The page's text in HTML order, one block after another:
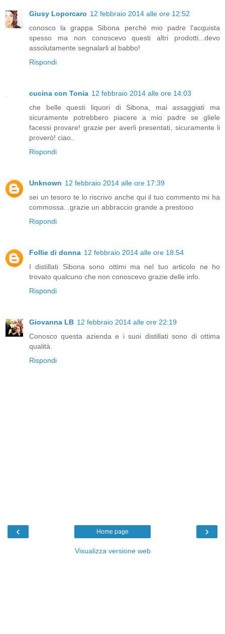
Giusy Loporcaro 12 febbraio 2014 alle ore 12:52
conosco la grappa Sibona perchè mio padre l'acquista
spesso ma non conoscevo questi altri prodotti...devo
assolutamente segnalarli al babbo!
Rispondi
cucina con Tonia 12 febbraio 2014 alle ore 14:03
che belle questi liquori di Sibona, mai assaggiati ma
sicuramente potrebbero piacere a mio padre se gliele
facessi provare! grazie per averli presentati, sicuramente li
proverò! ciao..
Rispondi
Unknown 12 febbraio 2014 alle ore 17:39
sei un tesoro te lo riscrivo anche qui il tuo commento mi ha
commossa...grazie un abbraccio grande a prestooo
Rispondi
Follie di donna 12 febbraio 2014 alle ore 18:54
I distillati Sibona sono ottimi ma nel tuo articolo ne ho
trovato qualcuno che non conoscevo grazie delle info.
Rispondi
Giovanna LB 12 febbraio 2014 alle ore 22:19
Conosco questa azienda e i suoi distillati sono di ottima
qualità.
Rispondi
‹ ›
Home page
Visualizza versione web